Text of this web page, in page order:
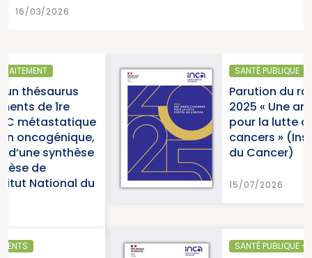
16/03/2026
SANTÉ PUBLIQUE
Parution du rapport d’activité
2025 « Une année charnière
pour la lutte contre les
cancers » (Institut National
du Cancer)
15/07/2026
SANTÉ PUBLIQUE - ÉPIDÉMIOLOGIE